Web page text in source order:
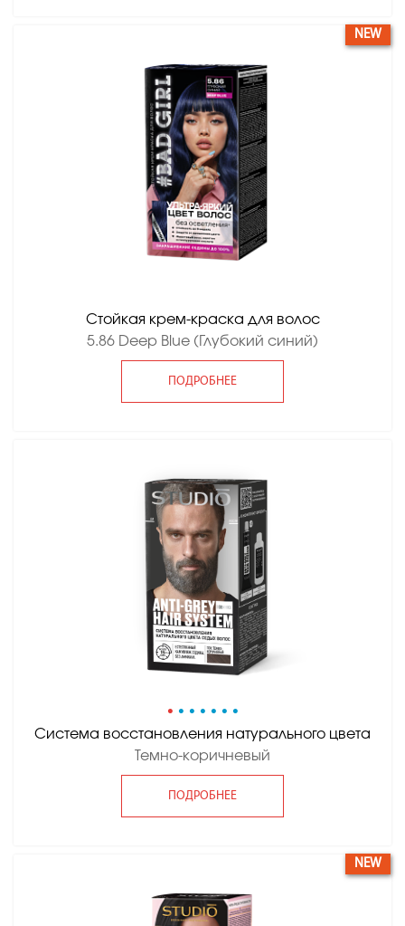
Стойкая крем-краска для волос
5.86 Deep Blue (Глубокий синий)
ПОДРОБНЕЕ
NEW
• • • • • • •
Система восстановления натурального цвета
Темно-коричневый
ПОДРОБНЕЕ
NEW